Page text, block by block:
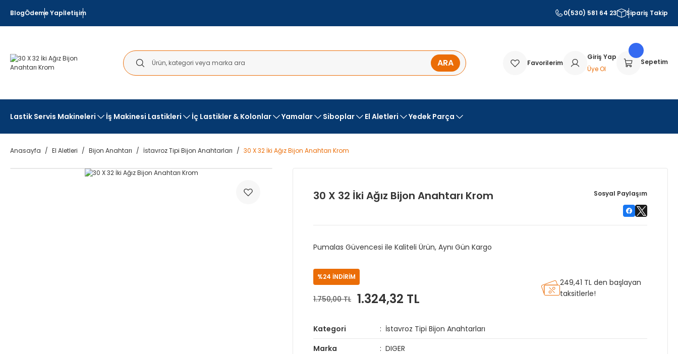
BlogÖdeme Yapİletişim 0(530) 581 64 23 Sipariş Takip
ARA Favorilerim
Giriş Yap
Üye Ol
Sepetim
Lastik Servis Makineleri İş Makinesi Lastikleri İç Lastikler & Kolonlar Yamalar Siboplar El Aletleri Yedek Parça
Anasayfa El Aletleri Bijon Anahtarı İstavroz Tipi Bijon Anahtarları 30 X 32 İki Ağız Bijon Anahtarı Krom
30 X 32 İki Ağız Bijon Anahtarı Krom Sosyal Paylaşım
Pumalas Güvencesi ile Kaliteli Ürün, Aynı Gün Kargo
%24 İNDİRİM
1.750,00 TL 1.324,32 TL
249,41 TL den başlayan
taksitlerle!
Kategori
İstavroz Tipi Bijon Anahtarları
Marka
DIGER